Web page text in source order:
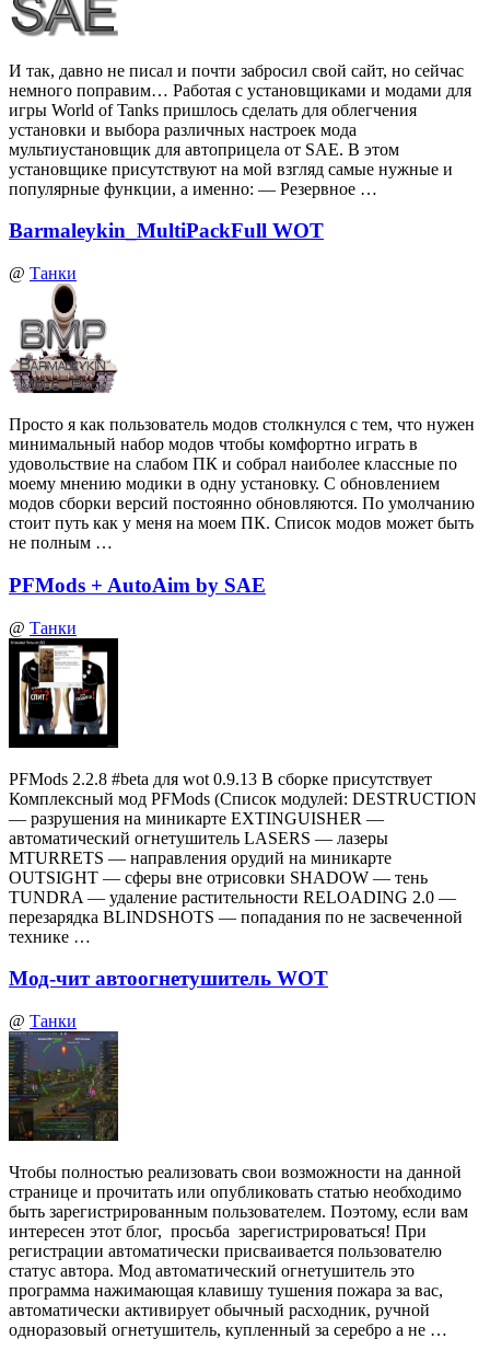
И так, давно не писал и почти забросил свой сайт, но сейчас
немного поправим… Работая с установщиками и модами для
игры World of Tanks пришлось сделать для облегчения
установки и выбора различных настроек мода
мультиустановщик для автоприцела от SAE. В этом
установщике присутствуют на мой взгляд самые нужные и
популярные функции, а именно: — Резервное …
Barmaleykin_MultiPackFull WOT
@ Танки
Просто я как пользователь модов столкнулся с тем, что нужен
минимальный набор модов чтобы комфортно играть в
удовольствие на слабом ПК и собрал наиболее классные по
моему мнению модики в одну установку. С обновлением
модов сборки версий постоянно обновляются. По умолчанию
стоит путь как у меня на моем ПК. Список модов может быть
не полным …
PFMods + AutoAim by SAE
@ Танки
PFMods 2.2.8 #beta для wot 0.9.13 В сборке присутствует
Комплексный мод PFMods (Список модулей: DESTRUCTION
— разрушения на миникарте EXTINGUISHER —
автоматический огнетушитель LASERS — лазеры
MTURRETS — направления орудий на миникарте
OUTSIGHT — сферы вне отрисовки SHADOW — тень
TUNDRA — удаление растительности RELOADING 2.0 —
перезарядка BLINDSHOTS — попадания по не засвеченной
технике …
Мод-чит автоогнетушитель WOT
@ Танки
Чтобы полностью реализовать свои возможности на данной
странице и прочитать или опубликовать статью необходимо
быть зарегистрированным пользователем. Поэтому, если вам
интересен этот блог, просьба зарегистрироваться! При
регистрации автоматически присваивается пользователю
статус автора. Мод автоматический огнетушитель это
программа нажимающая клавишу тушения пожара за вас,
автоматически активирует обычный расходник, ручной
одноразовый огнетушитель, купленный за серебро а не …